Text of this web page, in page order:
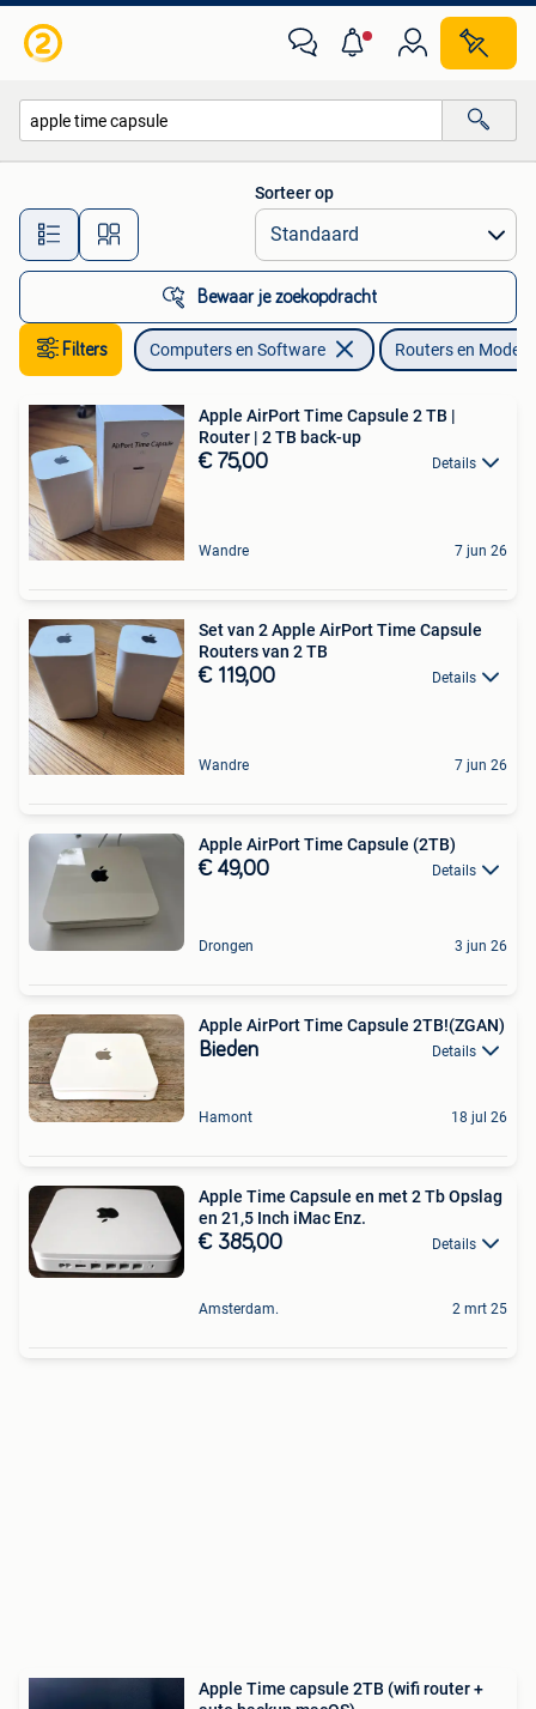
Alle afstanden…
Sorteer op
Bewaar je zoekopdracht
Filters Computers en Software Routers en
Apple AirPort Time Capsule 2 TB |
Router | 2 TB back-up
€ 75,00 Details
Wandre 7 jun 26
Set van 2 Apple AirPort Time Capsule
Routers van 2 TB
€ 119,00 Details
Wandre 7 jun 26
Apple AirPort Time Capsule (2TB)
€ 49,00 Details
Drongen 3 jun 26
Apple AirPort Time Capsule 2TB!(ZGAN)
Bieden Details
Hamont 18 jul 26
Apple Time Capsule en met 2 Tb Opslag
en 21,5 Inch iMac Enz.
€ 385,00 Details
Amsterdam. 2 mrt 25
Apple Time capsule 2TB (wifi router +